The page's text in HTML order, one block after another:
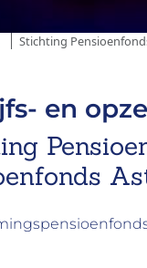
Stichting
en